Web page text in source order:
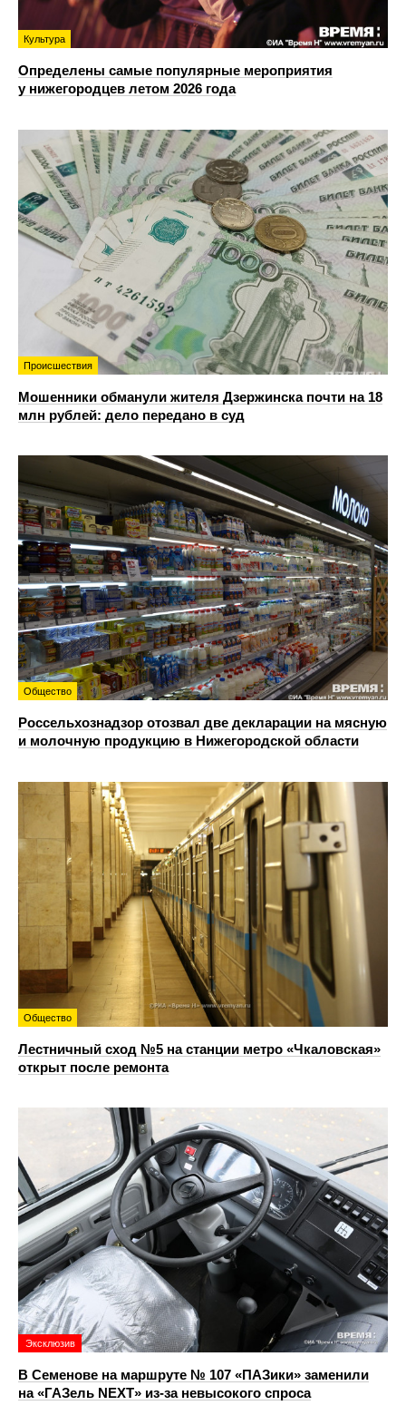
Культура
Определены самые популярные мероприятия
у нижегородцев летом 2026 года
Происшествия
Мошенники обманули жителя Дзержинска почти на 18
млн рублей: дело передано в суд
Общество
Россельхознадзор отозвал две декларации на мясную
и молочную продукцию в Нижегородской области
Общество
Лестничный сход №5 на станции метро «Чкаловская»
открыт после ремонта
Эксклюзив
В Семенове на маршруте № 107 «ПАЗики» заменили
на «ГАЗель NEXT» из‑за невысокого спроса